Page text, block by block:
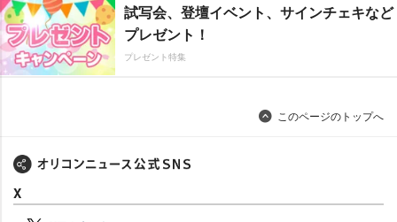
試写会、登壇イベント、サインチェキなど
プレゼント！
プレゼント特集
このページのトップへ
X